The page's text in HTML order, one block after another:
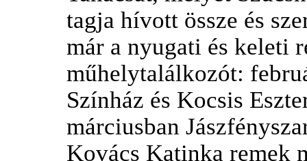
tagja hívott össze és
már a nyugati és keleti
műhelytalálkozót:
Színház és Kocsis
márciusban
Kovács Katinka remek